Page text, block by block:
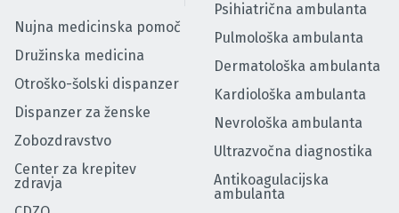
Nujna medicinska pomoč
Družinska medicina
Otroško-šolski dispanzer
Dispanzer za ženske
Zobozdravstvo
Center za krepitev
zdravja
Psihiatrična ambulanta
Pulmološka ambulanta
Dermatološka ambulanta
Kardiološka ambulanta
Nevrološka ambulanta
Ultrazvočna diagnostika
Antikoagulacijska
ambulanta